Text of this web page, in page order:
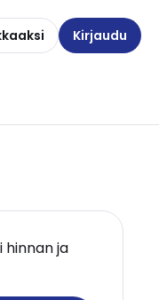
Kirjaudu
hinnan ja